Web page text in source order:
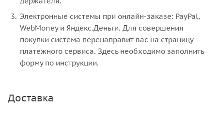
Электронные системы при онлайн-заказе: PayPal,
WebMoney и Яндекс.Деньги. Для совершения
покупки система перенаправит вас на страницу
платежного сервиса. Здесь необходимо заполнить
форму по инструкции.
Доставка